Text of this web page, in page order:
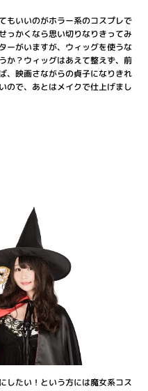
もいいのがホラー系のコスプレで
っかくなら思い切りなりきってみ
ーがいますが、ウィッグを使うな
か？ウィッグはあえて整えず、前
、映画さながらの貞子になりきれ
ので、あとはメイクで仕上げまし
したい！という方には魔女系コス